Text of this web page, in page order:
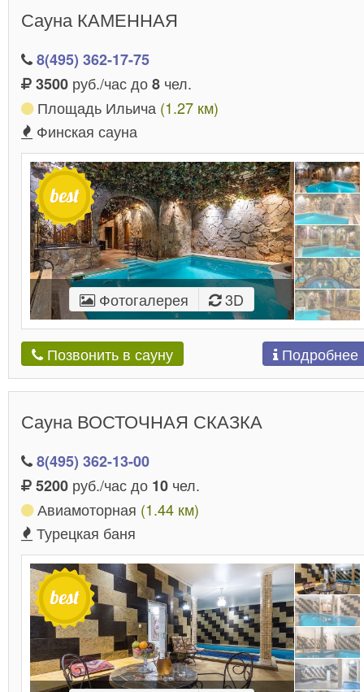
Сауна КАМЕННАЯ
8(495) 362-17-75
3500 руб./час до8 чел.
Площадь Ильича (1.27 км)
Финская сауна
Фотогалерея 3D
Позвонить в сауну Подробнее
Сауна ВОСТОЧНАЯ СКАЗКА
8(495) 362-13-00
5200 руб./час до 10 чел.
Авиамоторная (1.44 км)
Турецкая баня